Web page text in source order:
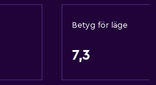
Betyg för läge
7,3